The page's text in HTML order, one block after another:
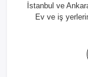
İstanbul ve
Ev ve iş